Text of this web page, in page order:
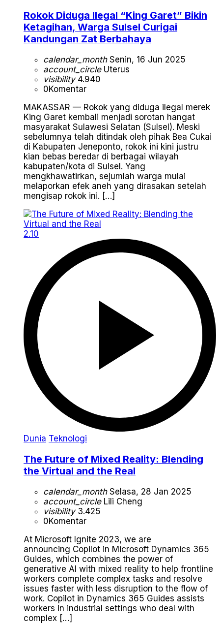
Rokok Diduga Ilegal “King Garet” Bikin
Ketagihan, Warga Sulsel Curigai
Kandungan Zat Berbahaya
calendar_monthSenin, 16 Jun 2025
account_circleUterus
visibility4.940
0Komentar
MAKASSAR — Rokok yang diduga ilegal merek
King Garet kembali menjadi sorotan hangat
masyarakat Sulawesi Selatan (Sulsel). Meski
sebelumnya telah ditindak oleh pihak Bea Cukai
di Kabupaten Jeneponto, rokok ini kini justru
kian bebas beredar di berbagai wilayah
kabupaten/kota di Sulsel. Yang
mengkhawatirkan, sejumlah warga mulai
melaporkan efek aneh yang dirasakan setelah
mengisap rokok ini. […]
2.10
Dunia Teknologi
The Future of Mixed Reality: Blending
the Virtual and the Real
calendar_monthSelasa, 28 Jan 2025
account_circleLili Cheng
visibility3.425
0Komentar
At Microsoft Ignite 2023, we are
announcing Copilot in Microsoft Dynamics 365
Guides, which combines the power of
generative AI with mixed reality to help frontline
workers complete complex tasks and resolve
issues faster with less disruption to the flow of
work. Copilot in Dynamics 365 Guides assists
workers in industrial settings who deal with
complex […]